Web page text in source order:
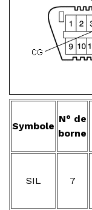
Symbole
N° de
borne
SIL 7